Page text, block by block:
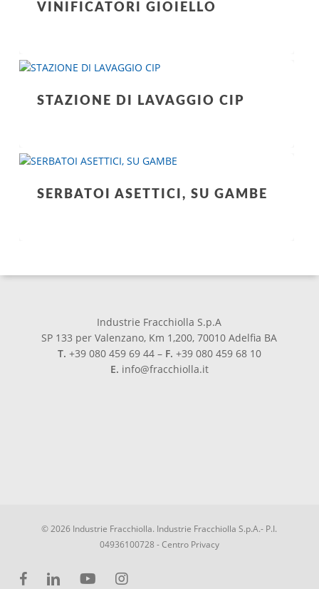
VINIFICATORI GIOIELLO
STAZIONE DI LAVAGGIO CIP
SERBATOI ASETTICI, SU GAMBE
Industrie Fracchiolla S.p.A
SP 133 per Valenzano, Km 1,200, 70010 Adelfia BA
T. +39 080 459 69 44 – F. +39 080 459 68 10
E. info@fracchiolla.it
© 2026 Industrie Fracchiolla. Industrie Fracchiolla S.p.A.- P.I.
04936100728 -Centro Privacy
facebooklinkedin youtube instagram